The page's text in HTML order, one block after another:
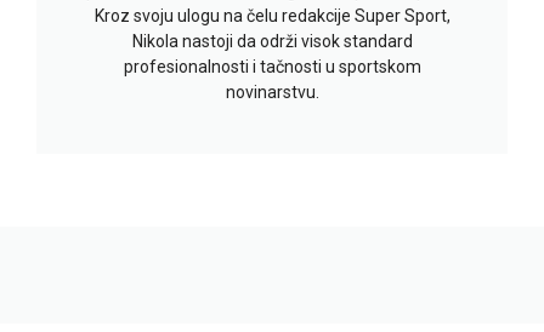
Kroz svoju ulogu na čelu redakcije Super Sport,
Nikola nastoji da održi visok standard
profesionalnosti i tačnosti u sportskom
novinarstvu.